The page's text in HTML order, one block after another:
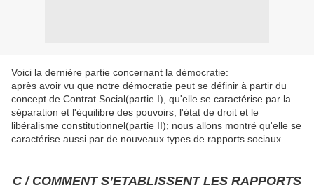
Voici la dernière partie concernant la démocratie:
après avoir vu que notre démocratie peut se définir à partir du
concept de Contrat Social(partie I), qu'elle se caractérise par la
séparation et l'équilibre des pouvoirs, l'état de droit et le
libéralisme constitutionnel(partie II); nous allons montré qu'elle se
caractérise aussi par de nouveaux types de rapports sociaux.
C / COMMENT S’ETABLISSENT LES RAPPORTS